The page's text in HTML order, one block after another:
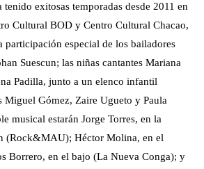
tenido exitosas temporadas desde 2011 en
Cultural BOD y Centro Cultural Chacao,
participación especial de los bailadores
Suescun; las niñas cantantes Mariana
Padilla, junto a un elenco infantil
Miguel Gómez, Zaire Ugueto y Paula
musical estarán Jorge Torres, en la
(Rock&MAU); Héctor Molina, en el
Borrero, en el bajo (La Nueva Conga); y